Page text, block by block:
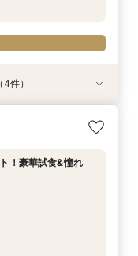
見積りまでしっかり
会】スマホで簡単！
宅で叶える少人数ウ
典有】安心マタニ
件）
！豪華試食&憧れ